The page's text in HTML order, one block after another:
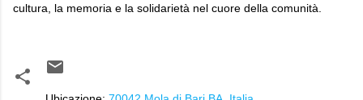
cultura, la memoria e la solidarietà nel cuore della comunità.